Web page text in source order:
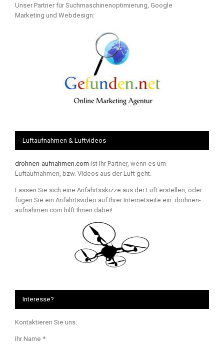
Unser Partner für Suchmaschinenoptimierung, Google
Marketing und Webdesign:
Luftaufnahmen & Luftvideos
drohnen-aufnahmen.com ist Ihr Partner, wenn es um
Luftaufnahmen, bzw. Videos aus der Luft geht.
Lassen Sie sich eine Anfahrtsskizze aus der Luft erstellen, oder
fügen Sie ein Anfahrtsvideo auf Ihrer Internetseite ein. drohnen-
aufnahmen.com hilft Ihnen dabei!
Interesse?
Kontaktieren Sie uns:
Ihr Name *